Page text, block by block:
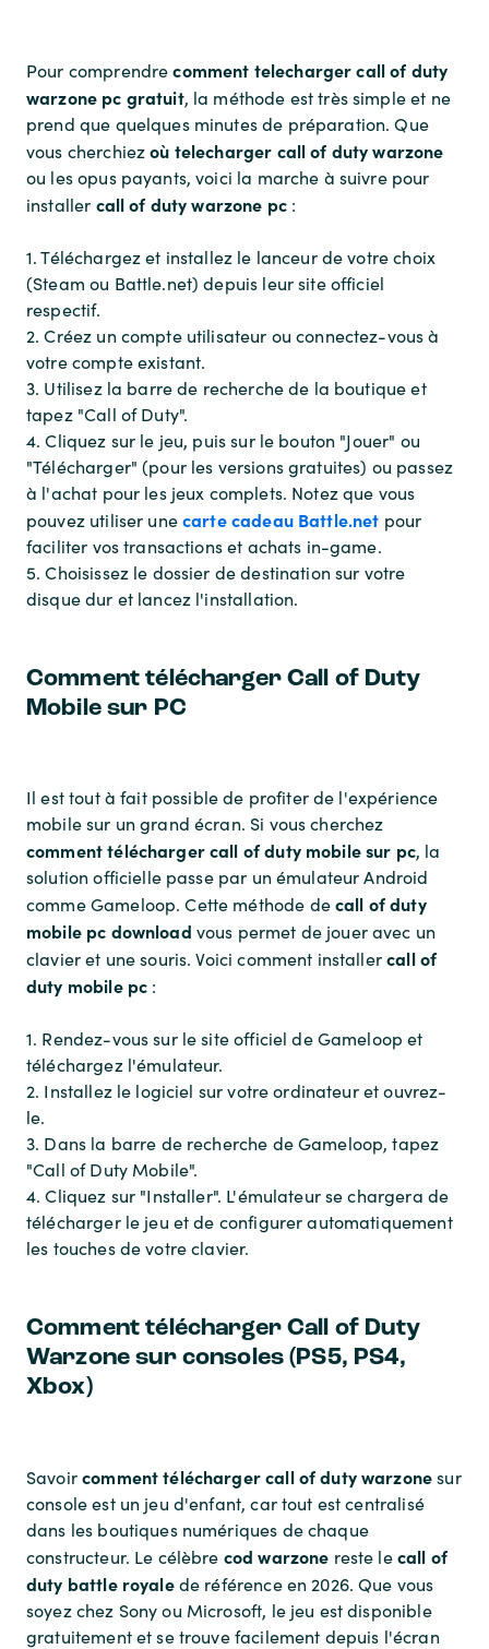
Pour comprendrecomment telecharger call of duty
warzone pc gratuit, la méthode est très simple et ne
prend que quelques minutes de préparation. Que
vous cherchiezoù telecharger call of duty warzone
ou les opus payants, voici la marche à suivre pour
installer call of duty warzone pc:
1. Téléchargez et installez le lanceur de votre choix
(Steam ou Battle.net) depuis leur site officiel
respectif.
2. Créez un compte utilisateur ou connectez-vous à
votre compte existant.
3. Utilisez la barre de recherche de la boutique et
tapez "Call of Duty".
4. Cliquez sur le jeu, puis sur le bouton "Jouer" ou
"Télécharger" (pour les versions gratuites) ou passez
à l'achat pour les jeux complets. Notez que vous
pouvez utiliser unecarte cadeau Battle.net pour
faciliter vos transactions et achats in-game.
5. Choisissez le dossier de destination sur votre
disque dur et lancez l'installation.
Comment télécharger Call of Duty
Mobile sur PC
Il est tout à fait possible de profiter de l'expérience
mobile sur un grand écran. Si vous cherchez
comment télécharger call of duty mobile sur pc, la
solution officielle passe par un émulateur Android
comme Gameloop. Cette méthode decall of duty
mobile pc download vous permet de jouer avec un
clavier et une souris. Voici comment installercall of
duty mobile pc :
1. Rendez-vous sur le site officiel de Gameloop et
téléchargez l'émulateur.
2. Installez le logiciel sur votre ordinateur et ouvrez-
le.
3. Dans la barre de recherche de Gameloop, tapez
"Call of Duty Mobile".
4. Cliquez sur "Installer". L'émulateur se chargera de
télécharger le jeu et de configurer automatiquement
les touches de votre clavier.
Comment télécharger Call of Duty
Warzone sur consoles (PS5, PS4,
Xbox)
Savoircomment télécharger call of duty warzonesur
console est un jeu d'enfant, car tout est centralisé
dans les boutiques numériques de chaque
constructeur. Le célèbre cod warzone reste lecall of
duty battle royalede référence en 2026. Que vous
soyez chez Sony ou Microsoft, le jeu est disponible
gratuitement et se trouve facilement depuis l'écran